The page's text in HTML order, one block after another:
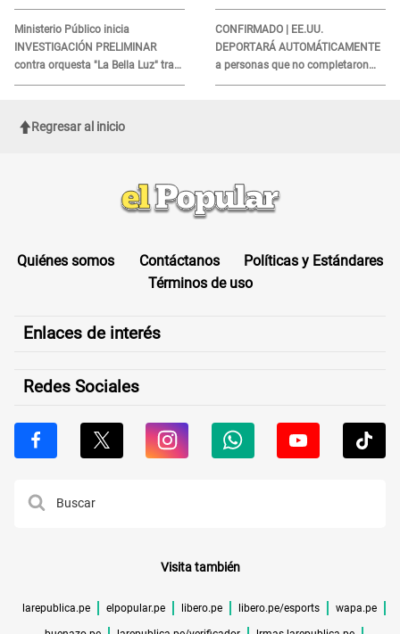
obtener el beneficio economico
Ministerio Público inicia
INVESTIGACIÓN PRELIMINAR
contra orquesta "La Bella Luz" tras
DENUNCIA de Naldy Saldaña
esto reveló la autopsia que le
realizaron
CONFIRMADO | EE.UU.
DEPORTARÁ AUTOMÁTICAMENTE
a personas que no completaron
este formulario clave
Regresar al inicio
Quiénes somos Contáctanos
Políticas y Estándares
Términos de uso
Enlaces de interés
Redes Sociales
Visita también
larepublica.pe elpopular.pe libero.pe libero.pe/esports wapa.pe